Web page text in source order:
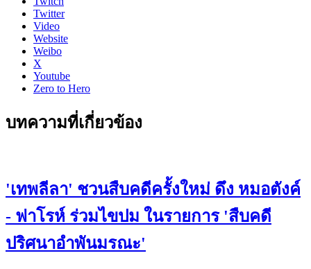
Twitter
Video
Website
Weibo
X
Youtube
Zero to Hero
บทความที่เกี่ยวข้อง
'เทพลีลา' ชวนสืบคดีครั้งใหม่ ดึง หมอตังค์
- ฟาโรห์ ร่วมไขปม ในรายการ 'สืบคดี
ปริศนาอำพันมรณะ'